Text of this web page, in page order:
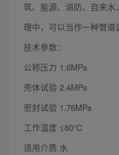
筑、能源、消防、自来
理中，可以当作一种管道
技术参数：
公称压力 1.6MPa
壳体试验 2.4MPa
密封试验 1.76MPa
工作温度 ≤80℃
适用介质 水